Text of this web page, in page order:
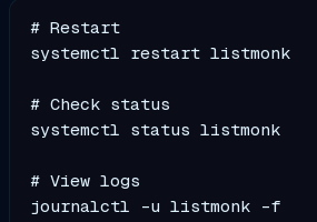
# Restart
systemctl restart listmonk
# Check status
systemctl status listmonk
# View logs